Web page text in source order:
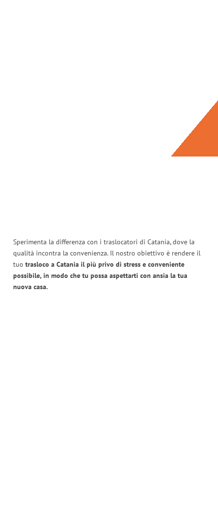
Sperimenta la differenza con i traslocatori di Catania, dove la
qualità incontra la convenienza. Il nostro obiettivo è rendere il
tuo trasloco a Catania il più privo di stress e conveniente
possibile, in modo che tu possa aspettarti con ansia la tua
nuova casa.